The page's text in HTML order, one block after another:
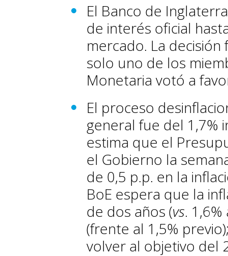
El Banco de
de interés oficial
mercado. La
solo uno de los
Monetaria votó a
El proceso
general fue del 1,7%
estima que el
el Gobierno la
de 0,5 p.p. en la
BoE espera que la
de dos años (vs.
(frente al 1,5%
volver al objetivo del